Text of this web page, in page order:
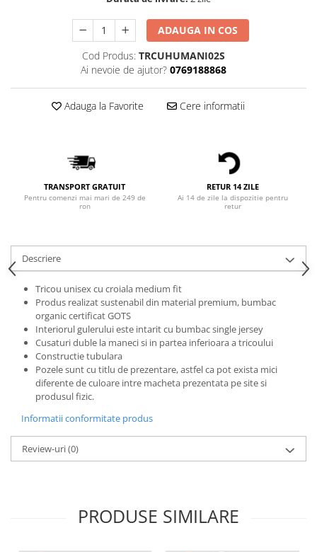
Bluze Cu Mesaj
Bluze Diverse
Bluze Fluturi
Bluze Japanese
Bluze Mom
Bluze Paris
Bluze Pisici
Bluze Primavara
Bluze Tattoo
Bluze Toamna
Bluze X-mas
Hanorace Unisex
Body-uri
ADAUGA IN COS
Cod Produs: TRCUHUMANI02S
Ai nevoie de ajutor? 0769188868
Adauga la Favorite Cere informatii
TRANSPORT GRATUIT
Pentru comenzi mai mari de 249 de
ron
RETUR 14 ZILE
Ai 14 de zile la dispozitie pentru
retur
Descriere
Tricou unisex cu croiala medium fit
Produs realizat sustenabil din material premium, bumbac
organic certificat GOTS
Interiorul gulerului este intarit cu bumbac single jersey
Cusaturi duble la maneci si in partea inferioara a tricoului
Constructie tubulara
Pozele sunt cu titlu de prezentare, astfel ca pot exista mici
diferente de culoare intre macheta prezentata pe site si
produsul fizic.
Informatii conformitate produs
Review-uri(0)
PRODUSE SIMILARE